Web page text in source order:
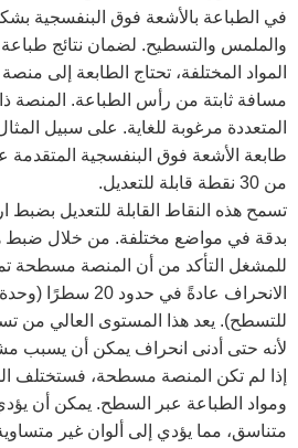
في الطباعة بالأشعة فوق البنفسجية
والملمس والتسطيح. لضمان نتائج
المواد المختلفة، تحتاج الطابعة إلى
مسافة ثابتة من رأس الطباعة. المنصة
المتعددة مرغوبة للغاية. على سبيل
طابعة الأشعة فوق البنفسجية
من 30 نقطة قابلة للتعديل.
تسمح هذه النقاط القابلة للتعديل بضبط
بدقة في مواضع مختلفة. من خلال ضبط
للمشغل التأكد من أن المنصة مسطحة
الانحراف عادةً في
للتسطح). يعد هذا المستوى العالي من
لأنه حتى أدنى انحراف يمكن أن يسبب
إذا لم تكن المنصة مسطحة، فستختلف
ومواد الطباعة عبر السطح. يمكن أن
متناسق، مما يؤدي إلى ألوان غير